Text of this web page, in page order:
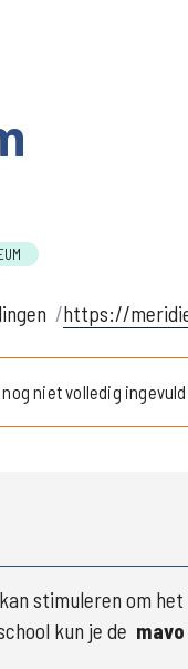
https://
niet volledig
stimuleren om
kun je de mavo